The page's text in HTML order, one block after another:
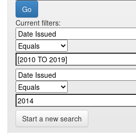
Current filters:
Start a new search